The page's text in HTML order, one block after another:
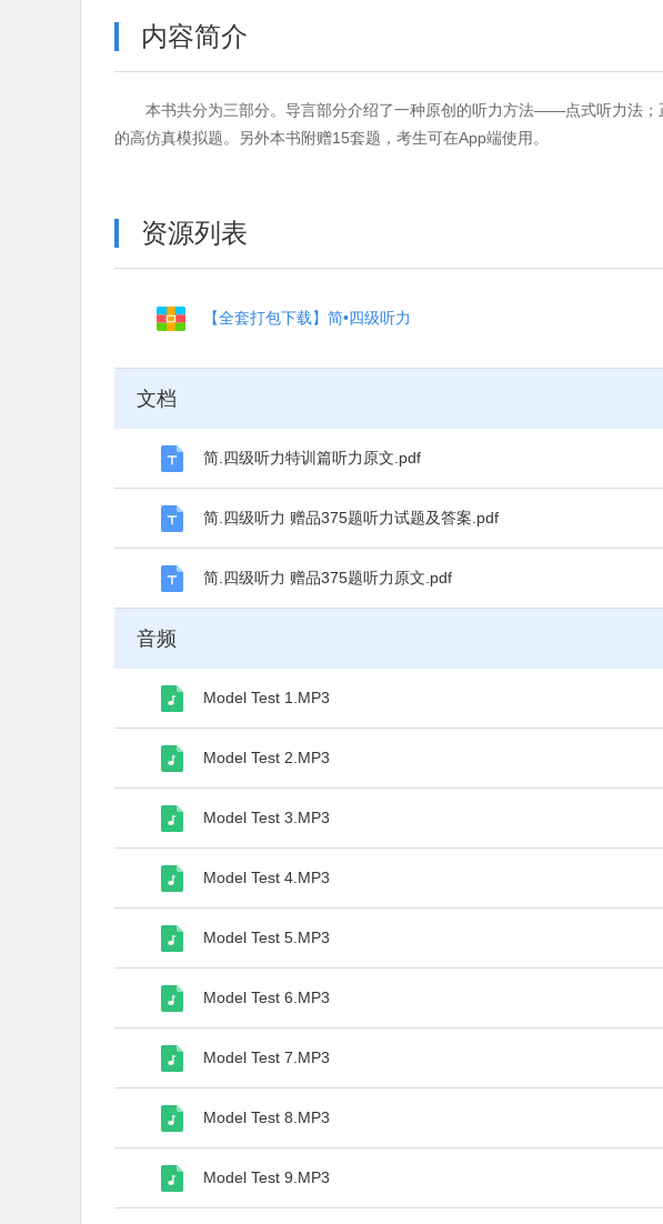
内容简介
本书共分为三部分。导言部分介绍了一种原创的听力方法——点式听力法
的高仿真模拟题。另外本书附赠15套题，考生可在App端使用。
资源列表
【全套打包下载】简•四级听力
文档
简.四级听力特训篇听力原文.pdf
简.四级听力 赠品375题听力试题及答案.pdf
简.四级听力 赠品375题听力原文.pdf
音频
Model Test 1.MP3
Model Test 2.MP3
Model Test 3.MP3
Model Test 4.MP3
Model Test 5.MP3
Model Test 6.MP3
Model Test 7.MP3
Model Test 8.MP3
Model Test 9.MP3